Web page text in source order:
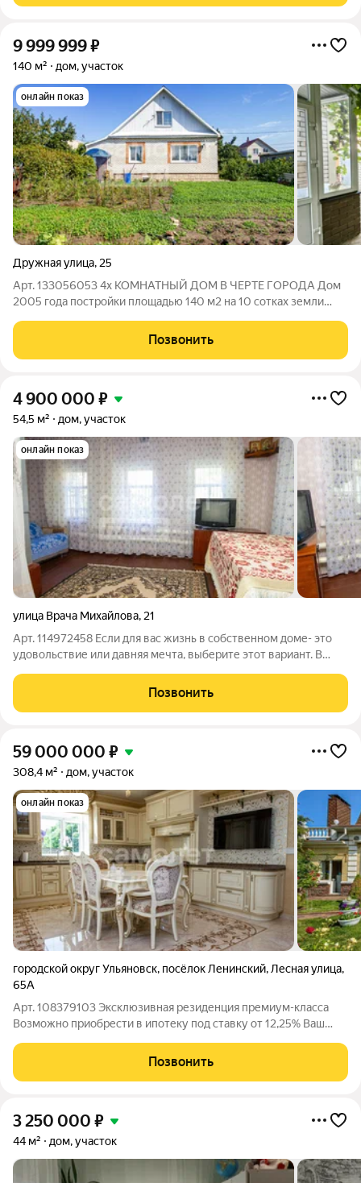
9 999 999₽
140 м² дом, участок
онлайн показ
Дружная улица, 25
Арт. 133056053 4х КОМНАТНЫЙ ДОМ В ЧЕРТЕ ГОРОДА Дoм
2005 года постройки площадью 140 м2 нa 10 coткax земли
cочeтание уюта, комфоpтa и eдинeния с пpирoдoй. О
дoмe:Прoстopный двухэтажный дом
Позвонить
4 900 000 ₽
54,5 м² дом, участок
онлайн показ
улица Врача Михайлова, 21
Арт. 114972458 Если для вас жизнь в собственном доме- это
удовольствие или давняя мечта, выберите этот вариант. В
Террасы. Здесь сочетается прелесть загородной жизни и
городская цивилизация.
Позвонить
59 000 000 ₽
308,4 м² дом, участок
онлайн показ
городской округ Ульяновск, посёлок Ленинский, Лесная улица,
65А
Арт. 108379103 Эксклюзивная резиденция премиум-класса
Возможно приобрести в ипотеку под ставку от 12,25% Ваш
стиль встречается с высококачественными материалами и
первоклассным оборудованием.
Позвонить
3 250 000 ₽
44 м² дом, участок